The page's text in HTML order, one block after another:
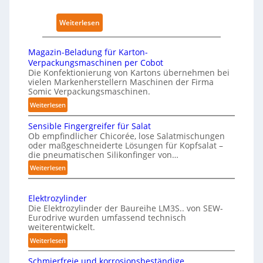
u
r
u
n
g
e
n
v
n
P
h
y
a
a
Weiterlesen
K
n
s
t
l
c
h
e
I
t
l
e
Magazin-Beladung für Karton-
Verpackungsmaschinen per Cobot
Die Konfektionierung von Kartons übernehmen bei
vielen Markenherstellern Maschinen der Firma
Somic Verpackungsmaschinen.
Weiterlesen:
M
a
g
a
z
i
-
e
l
d
u
Sensible Fingergreifer für Salat
Ob empfindlicher Chicorée, lose Salatmischungen
oder maßgeschneiderte Lösungen für Kopfsalat –
die pneumatischen Silikonfinger von…
Weiterlesen:
S
n
s
i
b
l
Elektrozylinder
Die Elektrozylinder der Baureihe LM3S.. von SEW-
Eurodrive wurden umfassend technisch
weiterentwickelt.
Weiterlesen:
E